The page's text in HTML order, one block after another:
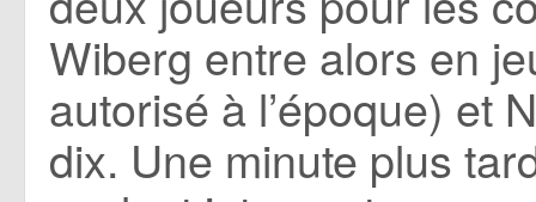
Wiberg entre alors en
autorisé à l’époque) et
dix. Une minute plus